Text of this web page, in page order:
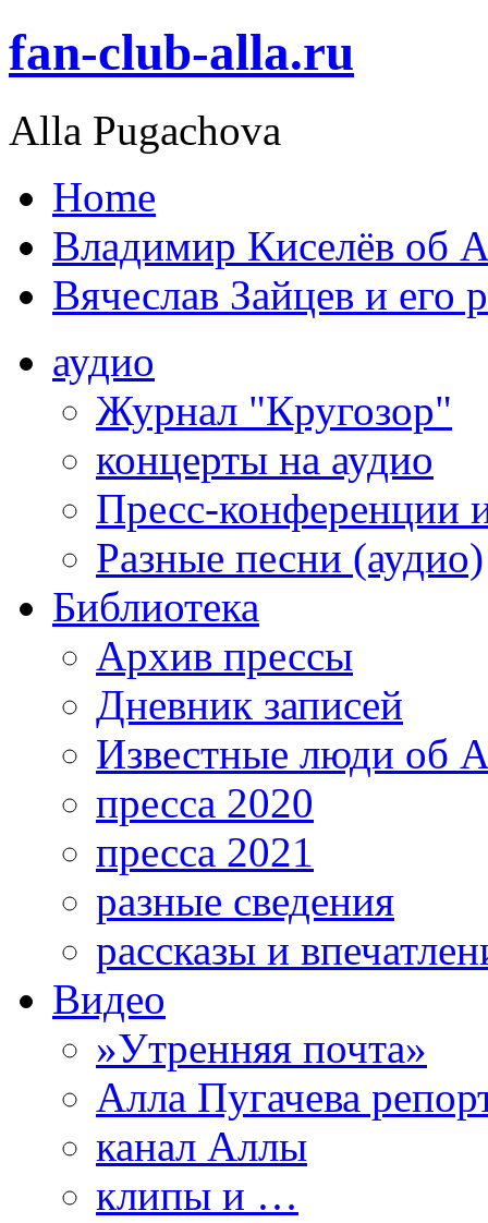
fan-club-alla.ru
Alla Pugachova
Home
Владимир Киселёв об
Вячеслав Зайцев и его
аудио
Журнал "Кругозор"
концерты на аудио
Пресс-конференции
Разные песни (аудио)
Библиотека
Архив прессы
Дневник записей
Известные люди об
пресса 2020
пресса 2021
разные сведения
рассказы и
Видео
»Утренняя почта»
Алла Пугачева
канал Аллы
клипы и …